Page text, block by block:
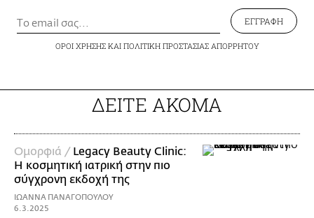
ΕΓΓΡΑΦΗ
ΟΡΟΙ ΧΡΗΣΗΣΚΑΙ ΠΟΛΙΤΙΚΗ ΠΡΟΣΤΑΣΙΑΣ ΑΠΟΡΡΗΤΟΥ
ΔΕΙΤΕ ΑΚΟΜΑ
Ομορφιά / Legacy Βeauty Clinic:
Η κοσμητική ιατρική στην πιο
σύγχρονη εκδοχή της
ΙΩΑΝΝΑ ΠΑΝΑΓΟΠΟΥΛΟΥ
6.3.2025